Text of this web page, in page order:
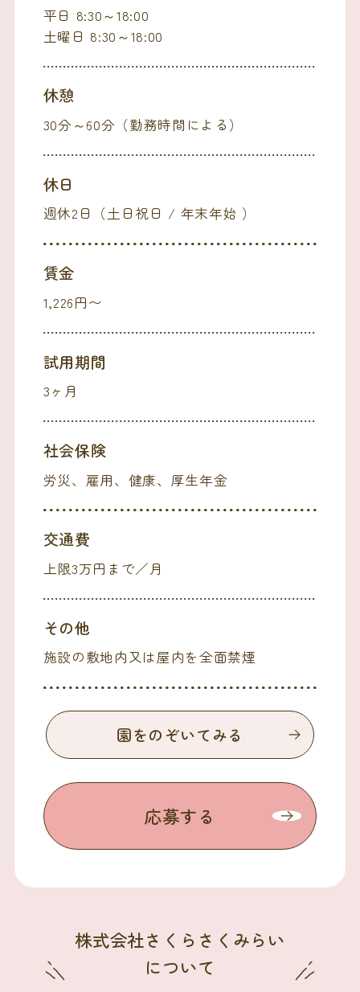
平日 8:30～18:00
土曜日 8:30～18:00
休憩
30分～60分（勤務時間による）
休日
週休2日（土日祝日 / 年末年始 ）
賃金
1,226円〜
試用期間
3ヶ月
社会保険
労災、雇用、健康、厚生年金
交通費
上限3万円まで／月
その他
施設の敷地内又は屋内を全面禁煙
園をのぞいてみる
応募する
株式会社さくらさくみらい
について